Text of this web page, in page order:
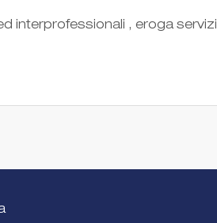
interprofessionali , eroga servizi